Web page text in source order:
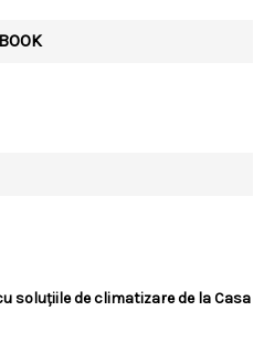
soluțiile de climatizare de la Casa